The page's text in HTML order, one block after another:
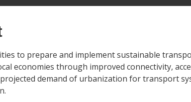
to prepare and implement sustainable
economies through improved connectivity,
demand of urbanization for transport